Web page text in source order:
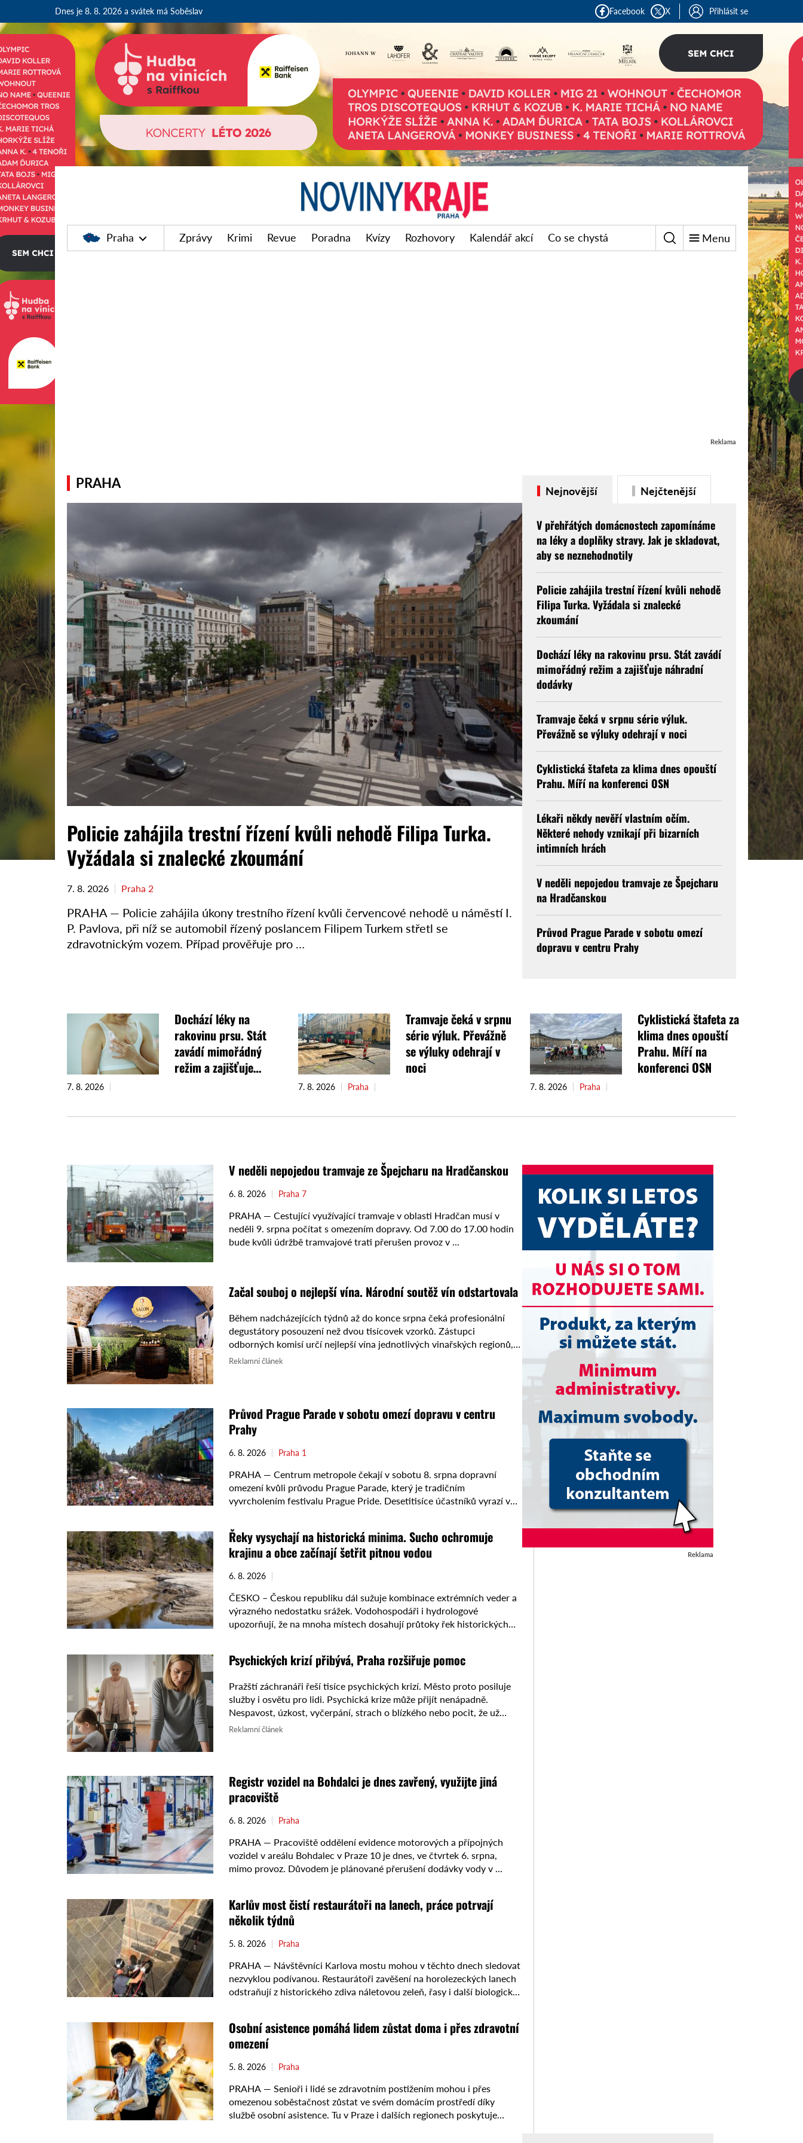
Dnes je 8. 8. 2026 a svátek má Soběslav Facebook X Přihlásit se
Praha Zprávy Krimi Revue Poradna Kvízy Rozhovory Kalendář akcí Co se chystá Menu
Reklama
PRAHA
Policie zahájila trestní řízení kvůli nehodě Filipa Turka.
Vyžádala si znalecké zkoumání
7. 8. 2026 Praha 2
PRAHA — Policie zahájila úkony trestního řízení kvůli červencové nehodě u náměstí I.
P. Pavlova, při níž se automobil řízený poslancem Filipem Turkem střetl se
zdravotnickým vozem. Případ prověřuje pro …
Nejnovější Nejčtenější
V přehřátých domácnostech zapomínáme
na léky a doplňky stravy. Jak je skladovat,
aby se neznehodnotily
Policie zahájila trestní řízení kvůli nehodě
Filipa Turka. Vyžádala si znalecké
zkoumání
Dochází léky na rakovinu prsu. Stát zavádí
mimořádný režim a zajišťuje náhradní
dodávky
Tramvaje čeká v srpnu série výluk.
Převážně se výluky odehrají v noci
Cyklistická štafeta za klima dnes opouští
Prahu. Míří na konferenci OSN
Lékaři někdy nevěří vlastním očím.
Některé nehody vznikají při bizarních
intimních hrách
V neděli nepojedou tramvaje ze Špejcharu
na Hradčanskou
Průvod Prague Parade v sobotu omezí
dopravu v centru Prahy
Dochází léky na
rakovinu prsu. Stát
zavádí mimořádný
režim a zajišťuje
7. 8. 2026
Tramvaje čeká v srpnu
série výluk. Převážně
se výluky odehrají v
noci
7. 8. 2026 Praha
Cyklistická štafeta za
klima dnes opouští
Prahu. Míří na
konferenci OSN
7. 8. 2026 Praha
V neděli nepojedou tramvaje ze Špejcharu na Hradčanskou
6. 8. 2026 Praha 7
PRAHA — Cestující využívající tramvaje v oblasti Hradčan musí v
neděli 9. srpna počítat s omezením dopravy. Od 7.00 do 17.00 hodin
bude kvůli údržbě tramvajové trati přerušen provoz v ...
Začal souboj o nejlepší vína. Národní soutěž vín odstartovala
Během nadcházejících týdnů až do konce srpna čeká profesionální
degustátory posouzení než dvou tisícovek vzorků. Zástupci
odborných komisí určí nejlepší vína jednotlivých vinařských regionů,
která se posléze utkají o…
Reklamní článek
Průvod Prague Parade v sobotu omezí dopravu v centru
Prahy
6. 8. 2026 Praha 1
PRAHA — Centrum metropole čekají v sobotu 8. srpna dopravní
omezení kvůli průvodu Prague Parade, který je tradičním
vyvrcholením festivalu Prague Pride. Desetitisíce účastníků vyrazí ve
Řeky vysychají na historická minima. Sucho ochromuje
krajinu a obce začínají šetřit pitnou vodou
6. 8. 2026
ČESKO – Českou republiku dál sužuje kombinace extrémních veder a
výrazného nedostatku srážek. Vodohospodáři i hydrologové
upozorňují, že na mnoha místech dosahují průtoky řek historických
Psychických krizí přibývá, Praha rozšiřuje pomoc
Pražští záchranáři řeší tisíce psychických krizí. Město proto posiluje
služby i osvětu pro lidi. Psychická krize může přijít nenápadně.
Nespavost, úzkost, vyčerpání, strach o blízkého nebo pocit, že už
člověk ...
Reklamní článek
Registr vozidel na Bohdalci je dnes zavřený, využijte jiná
pracoviště
6. 8. 2026 Praha
PRAHA — Pracoviště oddělení evidence motorových a přípojných
vozidel v areálu Bohdalec v Praze 10 je dnes, ve čtvrtek 6. srpna,
mimo provoz. Důvodem je plánované přerušení dodávky vody v ...
Karlův most čistí restaurátoři na lanech, práce potrvají
několik týdnů
5. 8. 2026 Praha
PRAHA — Návštěvníci Karlova mostu mohou v těchto dnech sledovat
nezvyklou podívanou. Restaurátoři zavěšení na horolezeckých lanech
odstraňují z historického zdiva náletovou zeleň, řasy i další biologické
Osobní asistence pomáhá lidem zůstat doma i přes zdravotní
omezení
5. 8. 2026 Praha
PRAHA — Senioři i lidé se zdravotním postižením mohou i přes
omezenou soběstačnost zůstat ve svém domácím prostředí díky
službě osobní asistence. Tu v Praze i dalších regionech poskytuje
Reklama